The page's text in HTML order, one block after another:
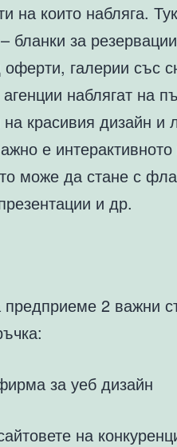
на които набляга.
бланки за
галерии със
наблягат на
красивия дизайн и
е
може да стане с
и др.
2 важни
за уеб дизайн
на